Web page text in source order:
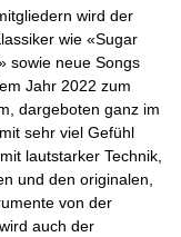
wird der
wie «Sugar
sowie neue Songs
Jahr 2022 zum
dargeboten ganz im
sehr viel Gefühl
lautstarker Technik,
und den originalen,
von der
auch der